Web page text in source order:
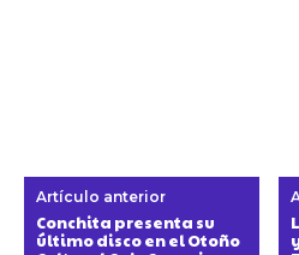
Artículo anterior
Conchita presenta su
último disco en el Otoño